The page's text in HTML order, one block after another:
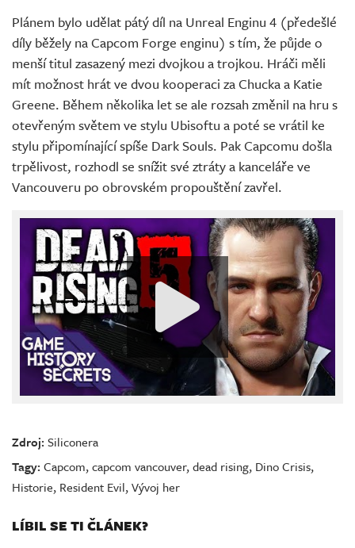
Plánem bylo udělat pátý díl na Unreal Enginu 4 (předešlé
díly běžely na Capcom Forge enginu) s tím, že půjde o
menší titul zasazený mezi dvojkou a trojkou. Hráči měli
mít možnost hrát ve dvou kooperaci za Chucka a Katie
Greene. Během několika let se ale rozsah změnil na hru s
otevřeným světem ve stylu Ubisoftu a poté se vrátil ke
stylu připomínající spíše Dark Souls. Pak Capcomu došla
trpělivost, rozhodl se snížit své ztráty a kanceláře ve
Vancouveru po obrovském propouštění zavřel.
Zdroj:Siliconera
Tagy:Capcom,capcom vancouver,dead rising, Dino Crisis,
Historie, Resident Evil,Vývoj her
LÍBIL SE TI ČLÁNEK?